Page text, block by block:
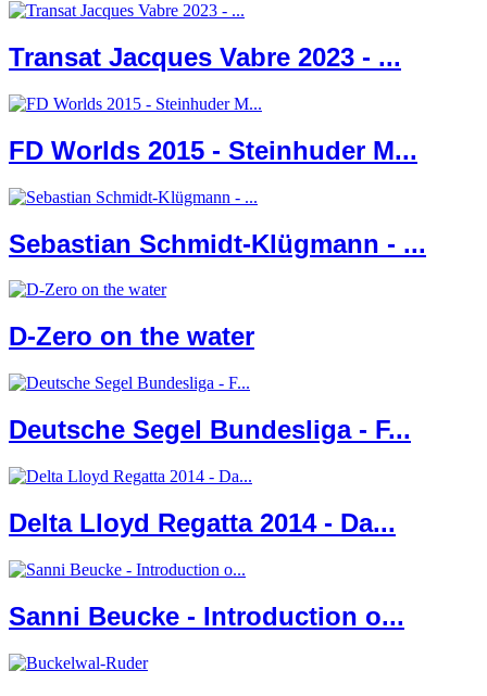
Transat Jacques Vabre 2023 - ...
FD Worlds 2015 - Steinhuder M...
Sebastian Schmidt-Klügmann - ...
D-Zero on the water
Deutsche Segel Bundesliga - F...
Delta Lloyd Regatta 2014 - Da...
Sanni Beucke - Introduction o...